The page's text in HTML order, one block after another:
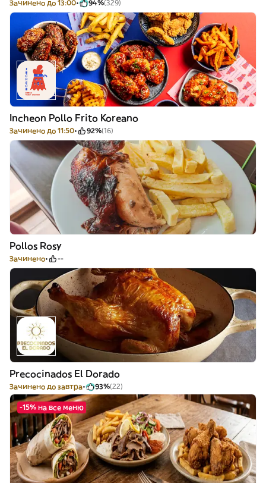
Зачинено до 13:00 94%(329)
Incheon Pollo Frito Koreano
Зачинено до 11:50 92%(16)
Pollos Rosy
Зачинено --
Precocinados El Dorado
Зачинено до завтра 93%(22)
-15% на все меню